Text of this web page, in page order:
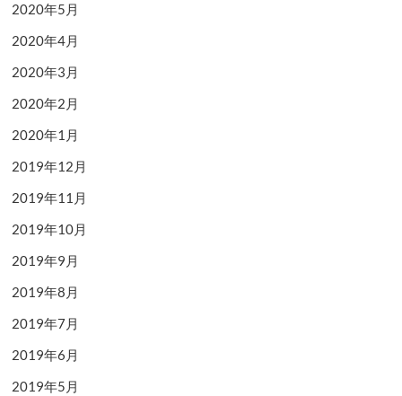
2020年5月
2020年4月
2020年3月
2020年2月
2020年1月
2019年12月
2019年11月
2019年10月
2019年9月
2019年8月
2019年7月
2019年6月
2019年5月